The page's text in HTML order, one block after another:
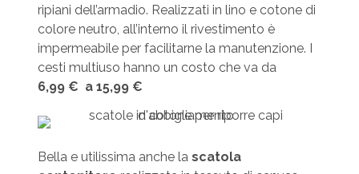
ripiani dell’armadio. Realizzati in lino e cotone di
colore neutro, all’interno il rivestimento è
impermeabile per facilitarne la manutenzione. I
cesti multiuso hanno un costo che va da
6,99 € a 15,99 €
Bella e utilissima anche lascatola